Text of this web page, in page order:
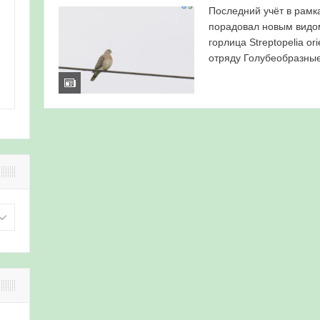
Последний учёт в
порадовал новым
горлица Streptopelia
отряду